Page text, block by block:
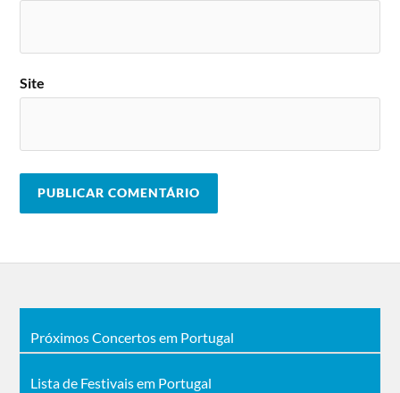
Site
Próximos Concertos em Portugal
Lista de Festivais em Portugal